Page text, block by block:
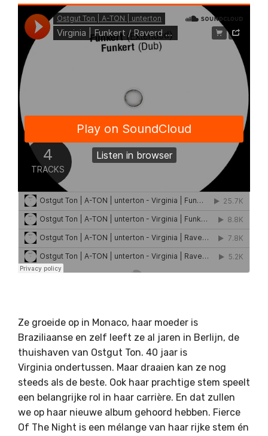
Ze groeide op in Monaco, haar moeder is
Braziliaanse en zelf leeft ze al jaren in Berlijn, de
thuishaven van Ostgut Ton. 40 jaar is
Virginia ondertussen. Maar draaien kan ze nog
steeds als de beste. Ook haar prachtige stem speelt
een belangrijke rol in haar carrière. En dat zullen
we op haar nieuwe album gehoord hebben. Fierce
Of The Night is een mélange van haar rijke stem én